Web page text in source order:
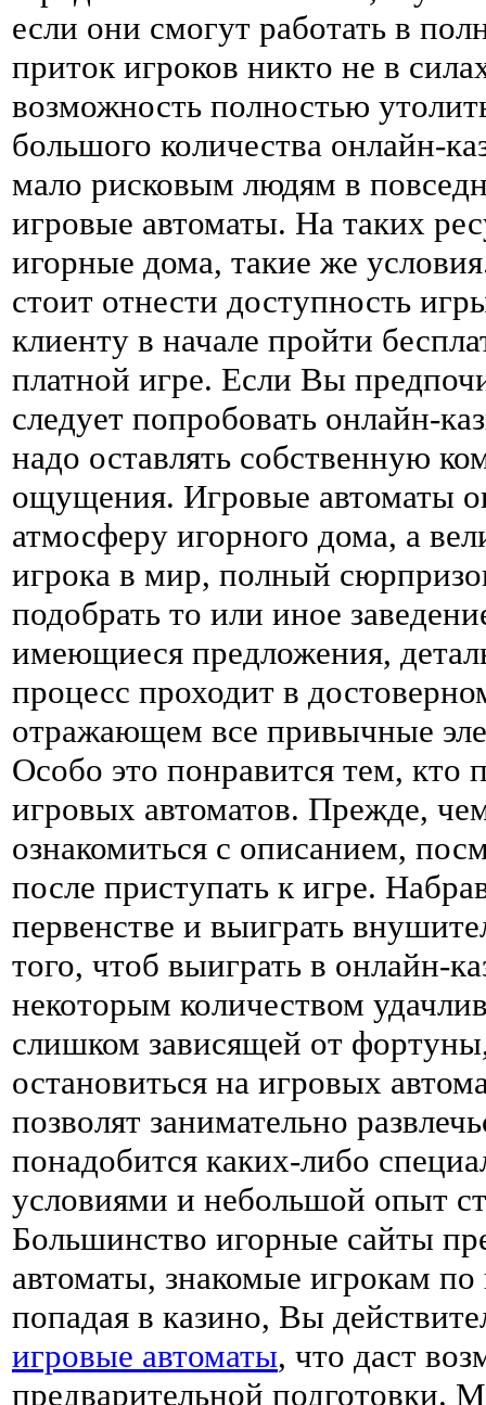
если они смогут работать в
приток игроков никто не в
возможность полностью
большого количества онлайн-
мало рисковым людям в
игровые автоматы. На таких
игорные дома, такие же
стоит отнести доступность
клиенту в начале пройти
платной игре. Если Вы
следует попробовать онлайн-
надо оставлять собственную
ощущения. Игровые автоматы
атмосферу игорного дома, а
игрока в мир, полный
подобрать то или иное
имеющиеся предложения,
процесс проходит в
отражающем все привычные
Особо это понравится тем, кто
игровых автоматов. Прежде,
ознакомиться с описанием,
после приступать к игре.
первенстве и выиграть
того, чтоб выиграть в онлайн-
некоторым количеством
слишком зависящей от
остановиться на игровых
позволят занимательно
понадобится каких-либо
условиями и небольшой опыт
Большинство игорные сайты
автоматы, знакомые игрокам
попадая в казино, Вы
игровые автоматы, что даст
предварительной подготовки.